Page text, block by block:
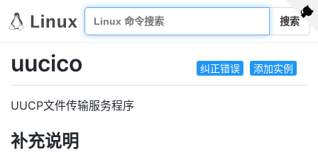
搜索
纠正错误 添加实例
uucico
UUCP文件传输服务程序
补充说明